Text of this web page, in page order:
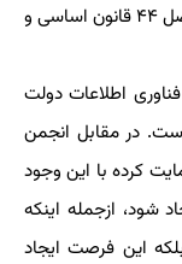
منافات این دستورالعمل با سیاست های کلی اصل ۴۴ قانون اساسی و
اطلاعات دولت
در مقابل انجمن
کرده با این وجود
شود، ازجمله اینکه
این فرصت ایجاد